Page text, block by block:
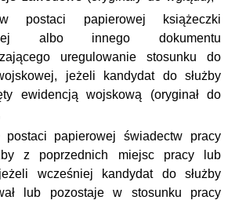
postaci papierowej książeczki
albo innego dokumentu
uregulowanie stosunku do
jeżeli kandydat do służby
ewidencją wojskową (oryginał do
postaci papierowej świadectw pracy
z poprzednich miejsc pracy lub
wcześniej kandydat do służby
lub pozostaje w stosunku pracy